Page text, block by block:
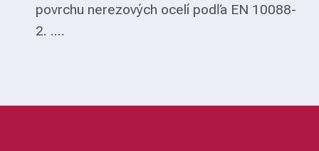
povrchu nerezových ocelí podľa EN 10088-
2. ....